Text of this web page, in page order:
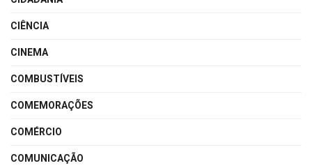
CIÊNCIA
CINEMA
COMBUSTÍVEIS
COMEMORAÇÕES
COMÉRCIO
COMUNICAÇÃO